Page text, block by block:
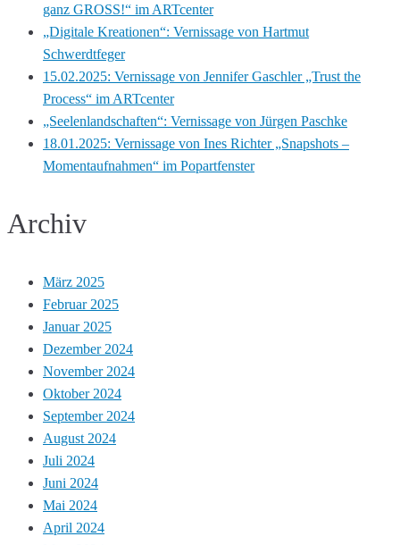
ganz GROSS!“ im ARTcenter
„Digitale Kreationen“: Vernissage von Hartmut
Schwerdtfeger
15.02.2025: Vernissage von Jennifer Gaschler „Trust the
Process“ im ARTcenter
„Seelenlandschaften“: Vernissage von Jürgen Paschke
18.01.2025: Vernissage von Ines Richter „Snapshots –
Momentaufnahmen“ im Popartfenster
Archiv
März 2025
Februar 2025
Januar 2025
Dezember 2024
November 2024
Oktober 2024
September 2024
August 2024
Juli 2024
Juni 2024
Mai 2024
April 2024